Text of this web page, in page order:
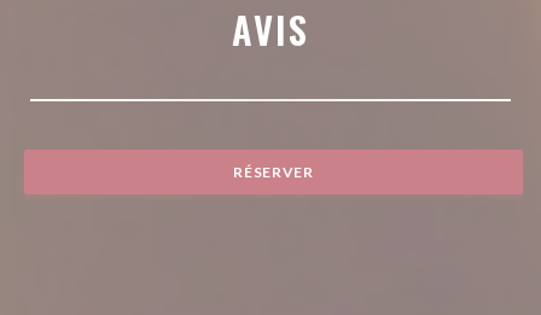
AVIS
RÉSERVER